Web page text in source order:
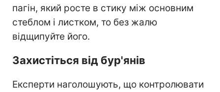
пагін, який росте в стику між основним
стеблом і листком, то без жалю
відщипуйте його.
Захистіться від бур'янів
Експерти наголошують, що контролювати